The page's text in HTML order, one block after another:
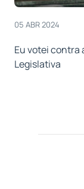
05 ABR 2024
Eu votei contra
Legislativa